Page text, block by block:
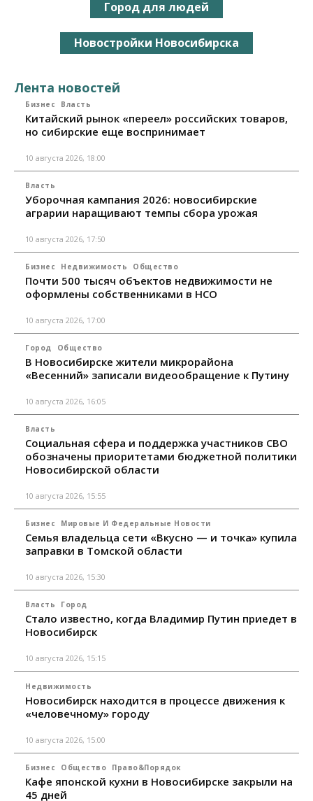
Город для людей
Новостройки Новосибирска
Лента новостей
Бизнес Власть
Китайский рынок «переел» российских товаров,
но сибирские еще воспринимает
10 августа 2026, 18:00
Власть
Уборочная кампания 2026: новосибирские
аграрии наращивают темпы сбора урожая
10 августа 2026, 17:50
Бизнес Недвижимость Общество
Почти 500 тысяч объектов недвижимости не
оформлены собственниками в НСО
10 августа 2026, 17:00
Город Общество
В Новосибирске жители микрорайона
«Весенний» записали видеообращение к Путину
10 августа 2026, 16:05
Власть
Социальная сфера и поддержка участников СВО
обозначены приоритетами бюджетной политики
Новосибирской области
10 августа 2026, 15:55
Бизнес Мировые И Федеральные Новости
Семья владельца сети «Вкусно — и точка» купила
заправки в Томской области
10 августа 2026, 15:30
Власть Город
Стало известно, когда Владимир Путин приедет в
Новосибирск
10 августа 2026, 15:15
Недвижимость
Новосибирск находится в процессе движения к
«человечному» городу
10 августа 2026, 15:00
Бизнес Общество Право&Порядок
Кафе японской кухни в Новосибирске закрыли на
45 дней